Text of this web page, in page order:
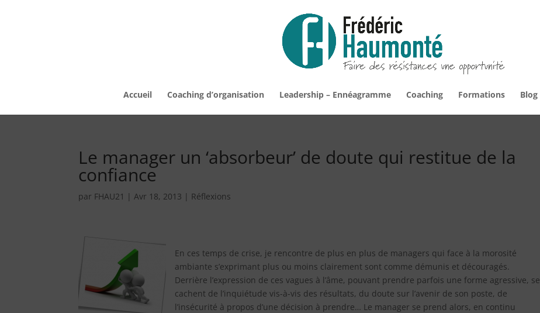
Accueil Coaching d’organisation Leadership – Ennéagramme Coaching Formations Blog
Le manager un ‘absorbeur’ de doute qui restitue de la
confiance
par FHAU21 |Avr 18, 2013 | Réflexions
En ces temps de crise, je rencontre de plus en plus de managers qui face à la morosité
ambiante s’exprimant plus ou moins clairement sont comme démunis et découragés.
Derrière l’expression de ces vagues à l’âme, pouvant prendre parfois une forme agressive, se
cachent de l’inquiétude vis-à-vis des résultats, du doute sur l’avenir de son poste, de
l’insécurité à propos d’une décision à prendre… Le manager se prend alors, en continu